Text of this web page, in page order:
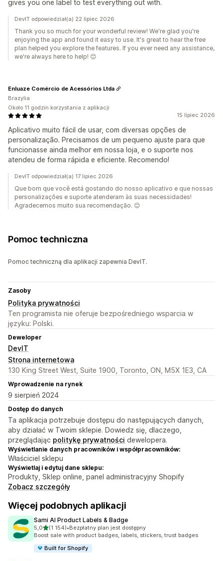
gives you one label to test everything out with.
DevIT odpowiedział(a) 22 lipiec 2026
Thank you so much for your wonderful review! We're glad you're
enjoying the app and found it easy to use. It's great to hear the free
plan helped you explore the features. If you ever need any assistance,
we're always here to help! 😊
15 lipiec 2026
Aplicativo muito fácil de usar, com diversas opções de
personalização. Precisamos de um pequeno ajuste para que
funcionasse ainda melhor em nossa loja, e o suporte nos
atendeu de forma rápida e eficiente. Recomendo!
Enluaze Comércio de Acessórios Ltda
Brazylia
Około 11 godzin korzystania z aplikacji
DevIT odpowiedział(a) 17 lipiec 2026
Que bom que você está gostando do nosso aplicativo e que nossas
personalizações e suporte atenderam às suas necessidades!
Agradecemos muito sua recomendação. 😊
Pomoc techniczna
Pomoc techniczną dla aplikacji zapewnia DevIT.
Zasoby
Polityka prywatności
Ten programista nie oferuje bezpośredniego wsparcia w
języku: Polski.
Deweloper
DevIT
Strona internetowa
130 King Street West, Suite 1900, Toronto, ON, M5X 1E3, CA
Wprowadzenie na rynek
9 sierpień 2024
Dostęp do danych
Ta aplikacja potrzebuje dostępu do następujących danych,
aby działać w Twoim sklepie. Dowiedz się, dlaczego,
przeglądając politykę prywatności dewelopera.
Wyświetlanie danych pracowników i współpracowników:
Właściciel sklepu
Wyświetlaj i edytuj dane sklepu:
Produkty, Sklep online, panel administracyjny Shopify
Zobacz szczegóły
Więcej podobnych aplikacji
Sami AI Product Labels & Badge
5,0na 5 gwiazdek
(1 154)
Łączna liczba recenzji: 1154
•Bezpłatny plan jest dostępny
Boost sale with product badges, labels, stickers, trust badges
Built for Shopify